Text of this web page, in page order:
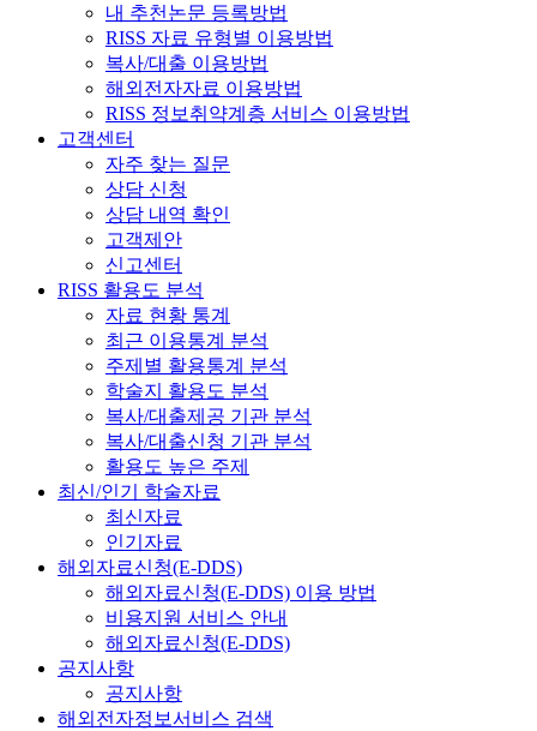
내 추천논문 등록방법
RISS 자료 유형별 이용방법
복사/대출 이용방법
해외전자자료 이용방법
RISS 정보취약계층 서비스 이용방법
고객센터
자주 찾는 질문
상담 신청
상담 내역 확인
고객제안
신고센터
RISS 활용도 분석
자료 현황 통계
최근 이용통계 분석
주제별 활용통계 분석
학술지 활용도 분석
복사/대출제공 기관 분석
복사/대출신청 기관 분석
활용도 높은 주제
최신/인기 학술자료
최신자료
인기자료
해외자료신청(E-DDS)
해외자료신청(E-DDS) 이용 방법
비용지원 서비스 안내
해외자료신청(E-DDS)
공지사항
공지사항
해외전자정보서비스 검색